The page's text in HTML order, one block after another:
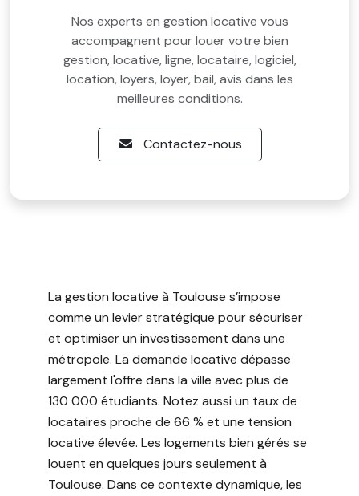
Nos experts en gestion locative vous
accompagnent pour louer votre bien
gestion, locative, ligne, locataire, logiciel,
location, loyers, loyer, bail, avis dans les
meilleures conditions.
Contactez-nous
La gestion locative à Toulouse s’impose
comme un levier stratégique pour sécuriser
et optimiser un investissement dans une
métropole. La demande locative dépasse
largement l'offre dans la ville avec plus de
130 000 étudiants. Notez aussi un taux de
locataires proche de 66 % et une tension
locative élevée. Les logements bien gérés se
louent en quelques jours seulement à
Toulouse. Dans ce contexte dynamique, les